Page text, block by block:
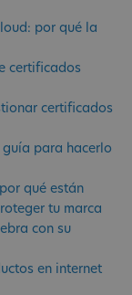
por qué la
certificados
certificados
para hacerlo
qué están
tu marca
con su
en internet